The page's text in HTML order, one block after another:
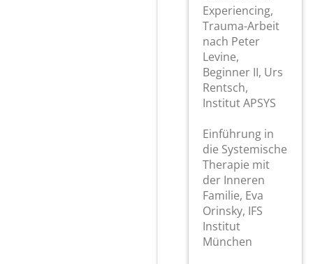
Experiencing,
Trauma-Arbeit
nach Peter
Levine,
Beginner II, Urs
Rentsch,
Institut APSYS
Einführung in
die Systemische
Therapie mit
der Inneren
Familie, Eva
Orinsky, IFS
Institut
München